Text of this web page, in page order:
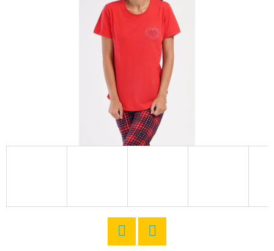
HĽADAŤ